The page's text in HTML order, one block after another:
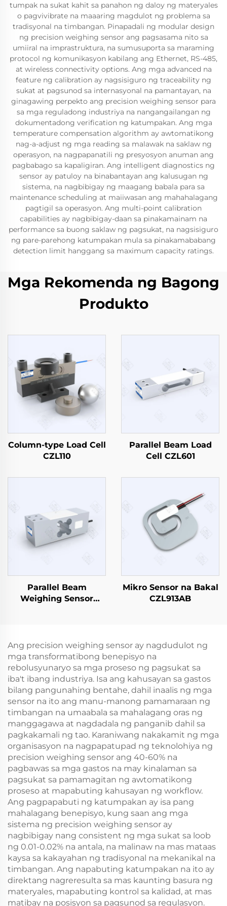
tumpak na sukat kahit sa panahon ng daloy ng materyales
o pagvivibrate na maaaring magdulot ng problema sa
tradisyonal na timbangan. Pinapadali ng modular design
ng precision weighing sensor ang pagsasama nito sa
umiiral na imprastruktura, na sumusuporta sa maraming
protocol ng komunikasyon kabilang ang Ethernet, RS-485,
at wireless connectivity options. Ang mga advanced na
feature ng calibration ay nagsisiguro ng traceability ng
sukat at pagsunod sa internasyonal na pamantayan, na
ginagawing perpekto ang precision weighing sensor para
sa mga reguladong industriya na nangangailangan ng
dokumentadong verification ng katumpakan. Ang mga
temperature compensation algorithm ay awtomatikong
nag-a-adjust ng mga reading sa malawak na saklaw ng
operasyon, na nagpapanatili ng presyosyon anuman ang
pagbabago sa kapaligiran. Ang intelligent diagnostics ng
sensor ay patuloy na binabantayan ang kalusugan ng
sistema, na nagbibigay ng maagang babala para sa
maintenance scheduling at maiiwasan ang mahahalagang
pagtigil sa operasyon. Ang multi-point calibration
capabilities ay nagbibigay-daan sa pinakamainam na
performance sa buong saklaw ng pagsukat, na nagsisiguro
ng pare-parehong katumpakan mula sa pinakamababang
detection limit hanggang sa maximum capacity ratings.
Mga Rekomenda ng Bagong
Produkto
Column-type Load Cell
CZL110
Parallel Beam Load
Cell CZL601
Parallel Beam
Weighing Sensor
Mikro Sensor na Bakal
CZL913AB
Ang precision weighing sensor ay nagdudulot ng
mga transformatibong benepisyo na
rebolusyunaryo sa mga proseso ng pagsukat sa
iba't ibang industriya. Isa ang kahusayan sa gastos
bilang pangunahing bentahe, dahil inaalis ng mga
sensor na ito ang manu-manong pamamaraan ng
timbangan na umaabala sa mahalagang oras ng
manggagawa at nagdadala ng panganib dahil sa
pagkakamali ng tao. Karaniwang nakakamit ng mga
organisasyon na nagpapatupad ng teknolohiya ng
precision weighing sensor ang 40-60% na
pagbawas sa mga gastos na may kinalaman sa
pagsukat sa pamamagitan ng awtomatikong
proseso at mapabuting kahusayan ng workflow.
Ang pagpapabuti ng katumpakan ay isa pang
mahalagang benepisyo, kung saan ang mga
sistema ng precision weighing sensor ay
nagbibigay nang consistent ng mga sukat sa loob
ng 0.01-0.02% na antala, na malinaw na mas mataas
kaysa sa kakayahan ng tradisyonal na mekanikal na
timbangan. Ang napabuting katumpakan na ito ay
direktang nagreresulta sa mas kaunting basura ng
materyales, mapabuting kontrol sa kalidad, at mas
matibay na posisyon sa pagsunod sa regulasyon.